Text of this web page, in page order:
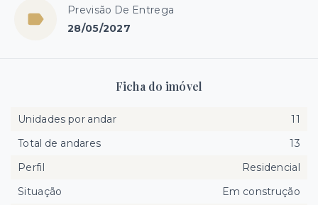
Previsão De Entrega
28/05/2027
Ficha do imóvel
Unidades por andar
11
Total de andares
13
Perfil
Residencial
Situação
Em construção